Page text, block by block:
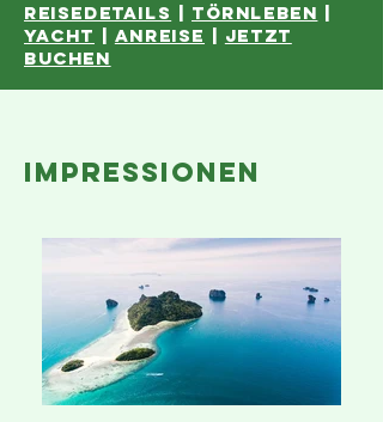
reisedetails | törnleben |
YACHT | anreise | JETZT
BUCHEN
impressionen